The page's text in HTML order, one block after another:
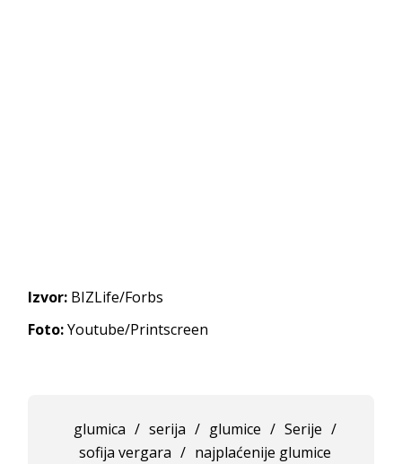
Izvor: BIZLife/Forbs
Foto:Youtube/Printscreen
glumica / serija / glumice / Serije /
sofija vergara / najplaćenije glumice